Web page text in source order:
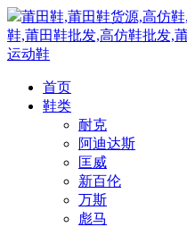
莆田鞋,莆田鞋货源,高仿
鞋,莆田鞋批发,高仿鞋批发,
运动鞋
首页
鞋类
耐克
阿迪达斯
匡威
新百伦
万斯
彪马